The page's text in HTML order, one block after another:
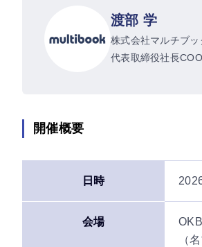
渡部 学
株式会社マルチブッ
代表取締役社長COO
開催概要
日時
会場
（